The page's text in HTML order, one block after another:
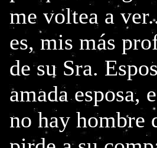
me voltea a
es, mis más
de su Sra.
amada esposa,
no hay hombre